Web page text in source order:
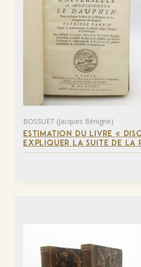
BOSSUET (Jacques Bénigne)
ESTIMATION DU LIVRE «
EXPLIQUER LA SUITE DE LA